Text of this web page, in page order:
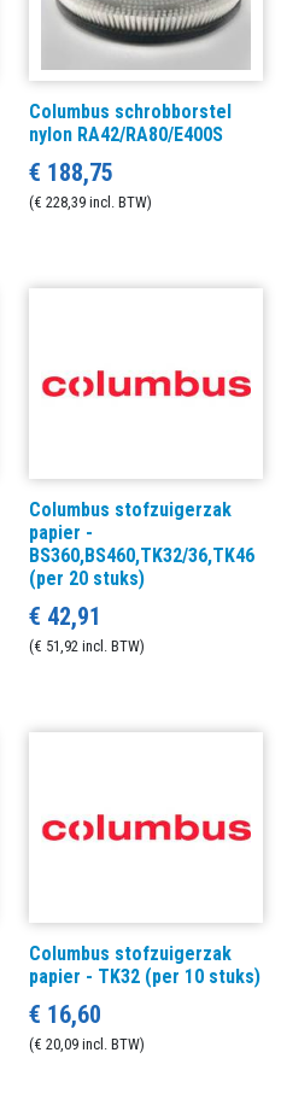
Columbus schrobborstel
nylon RA42/RA80/E400S
€ 188,75
(€ 228,39 incl. BTW)
Columbus stofzuigerzak
papier -
BS360,BS460,TK32/36,TK46
(per 20 stuks)
€ 42,91
(€ 51,92 incl. BTW)
Columbus stofzuigerzak
papier - TK32 (per 10 stuks)
€ 16,60
(€ 20,09 incl. BTW)